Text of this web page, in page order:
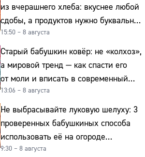
из вчерашнего хлеба: вкуснее любой
сдобы, а продуктов нужно буквально
копейки
15:50 – 8 августа
Старый бабушкин ковёр: не «колхоз»,
а мировой тренд — как спасти его
от моли и вписать в современный
интерьер
13:06 – 8 августа
Не выбрасывайте луковую шелуху: 3
проверенных бабушкиных способа
использовать её на огороде
и для здоровья этой зимой
9:30 – 8 августа